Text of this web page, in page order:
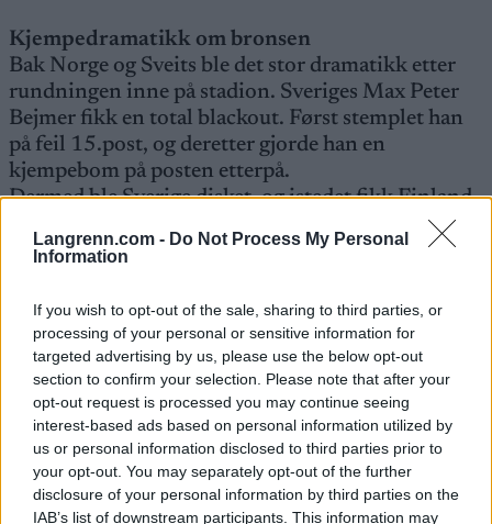
Langrenn.com - Do Not Process My Personal
Information
If you wish to opt-out of the sale, sharing to third parties, or
processing of your personal or sensitive information for
targeted advertising by us, please use the below opt-out
section to confirm your selection. Please note that after your
opt-out request is processed you may continue seeing
interest-based ads based on personal information utilized by
us or personal information disclosed to third parties prior to
your opt-out. You may separately opt-out of the further
disclosure of your personal information by third parties on the
IAB’s list of downstream participants. This information may
Kjempedramatikk om bronsen
Bak Norge og Sveits ble det stor dramatikk etter
rundningen inne på stadion. Sveriges Max Peter
Bejmer fikk en total blackout. Først stemplet han
på feil 15.post, og deretter gjorde han en
kjempebom på posten etterpå.
Dermed ble Sverige disket, og istedet fikk Finland
sjansen. Miika Kirmula bommet også grovt på
15.post – en helt enkel post – og ble tatt igjen av
og spurtet ifra franskmannen til Finlands første
medalje i mesterskapet.
Les også: Langdistanse-kongen tok tredje strake
VM-gullet
NORSK SØLV i dameklassen gjennom Pia Young Vik,
Andrine Benjaminsen og Marie Olaussen. Foto: IOF/Kristina
Lindgren